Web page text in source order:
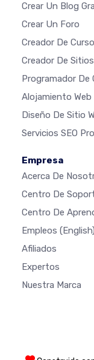
Crear Un Blog
Crear Un Foro
Creador De
Creador De
Programador De
Alojamiento
Diseño De Sitio
Servicios SEO
Empresa
Acerca De
Centro De
Centro De
Empleos (English)
Afiliados
Expertos
Nuestra Marca